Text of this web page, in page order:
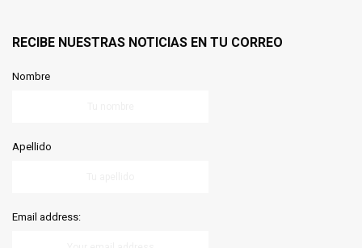
RECIBE NUESTRAS NOTICIAS EN TU CORREO
Nombre
Apellido
Email address: